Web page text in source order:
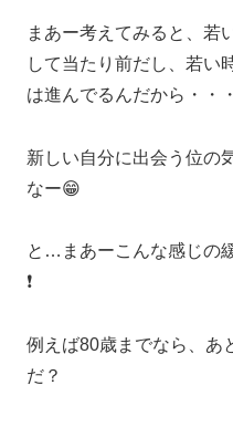
まあー考えてみると、若
して当たり前だし、若い
は進んでるんだから・・・
新しい自分に出会う位の
なー😁
と…まあーこんな感じの
❗
例えば80歳までなら、あ
だ？